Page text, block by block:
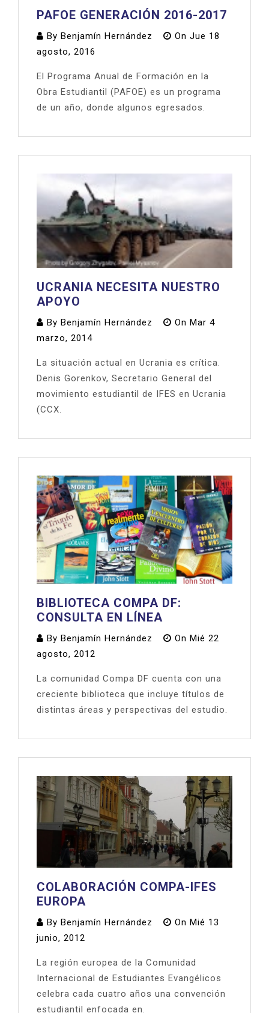
PAFOE GENERACIÓN 2016-2017
By Benjamín Hernández On Jue 18
agosto, 2016
El Programa Anual de Formación en la
Obra Estudiantil (PAFOE) es un programa
de un año, donde algunos egresados.
UCRANIA NECESITA NUESTRO
APOYO
By Benjamín Hernández On Mar 4
marzo, 2014
La situación actual en Ucrania es crítica.
Denis Gorenkov, Secretario General del
movimiento estudiantil de IFES en Ucrania
(CCX.
BIBLIOTECA COMPA DF:
CONSULTA EN LÍNEA
By Benjamín Hernández On Mié 22
agosto, 2012
La comunidad Compa DF cuenta con una
creciente biblioteca que incluye títulos de
distintas áreas y perspectivas del estudio.
COLABORACIÓN COMPA-IFES
EUROPA
By Benjamín Hernández On Mié 13
junio, 2012
La región europea de la Comunidad
Internacional de Estudiantes Evangélicos
celebra cada cuatro años una convención
estudiantil enfocada en.